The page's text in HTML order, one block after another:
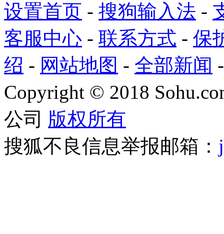
设置首页 - 搜狗输入法 -
客服中心 - 联系方式 - 保
绍 - 网站地图 - 全部新闻
Copyright © 2018
公司 版权所有
搜狐不良信息举报邮箱：